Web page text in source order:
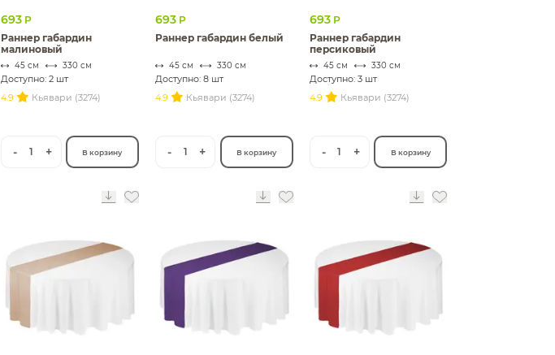
693 Р
Раннер габардин
малиновый
45 см 330 см
Доступно: 2 шт
4.9
Кьявари (3274)
- 1 + В корзину
693 Р
Раннер габардин белый
45 см 330 см
Доступно: 8 шт
4.9
Кьявари (3274)
- 1 + В корзину
693 Р
Раннер габардин
персиковый
45 см 330 см
Доступно: 3 шт
4.9
Кьявари (3274)
- 1 + В корзину